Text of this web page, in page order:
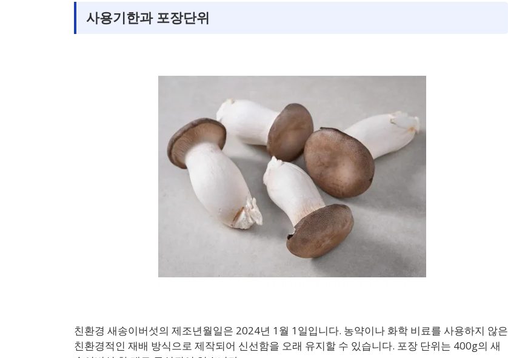
사용기한과 포장단위
친환경 새송이버섯의 제조년월일은 2024년 1월 1일입니다. 농약이나 화학 비료를 사용하지 않은
친환경적인 재배 방식으로 제작되어 신선함을 오래 유지할 수 있습니다. 포장 단위는 400g의 새